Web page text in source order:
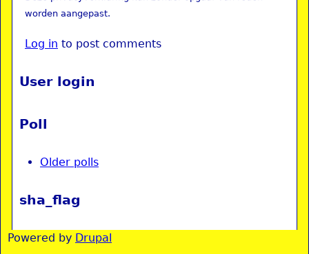
worden aangepast.
Log in to post comments
User login
Poll
Older polls
sha_flag
Powered by Drupal